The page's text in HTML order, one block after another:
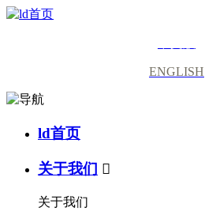
ENGLISH
ld首页
关于我们 
关于我们